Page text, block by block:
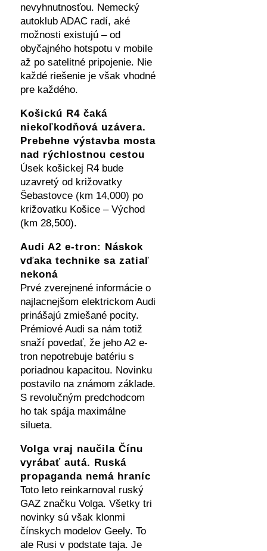
nevyhnutnosťou. Nemecký
autoklub ADAC radí, aké
možnosti existujú – od
obyčajného hotspotu v mobile
až po satelitné pripojenie. Nie
každé riešenie je však vhodné
pre každého.
Košickú R4 čaká
niekoľkodňová uzávera.
Prebehne výstavba mosta
nad rýchlostnou cestou
Úsek košickej R4 bude
uzavretý od križovatky
Šebastovce (km 14,000) po
križovatku Košice – Východ
(km 28,500).
Audi A2 e-tron: Náskok
vďaka technike sa zatiaľ
nekoná
Prvé zverejnené informácie o
najlacnejšom elektrickom Audi
prinášajú zmiešané pocity.
Prémiové Audi sa nám totiž
snaží povedať, že jeho A2 e-
tron nepotrebuje batériu s
poriadnou kapacitou. Novinku
postavilo na známom základe.
S revolučným predchodcom
ho tak spája maximálne
silueta.
Volga vraj naučila Čínu
vyrábať autá. Ruská
propaganda nemá hraníc
Toto leto reinkarnoval ruský
GAZ značku Volga. Všetky tri
novinky sú však klonmi
čínskych modelov Geely. To
ale Rusi v podstate taja. Je